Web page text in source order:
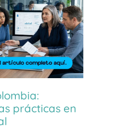
prácticas en